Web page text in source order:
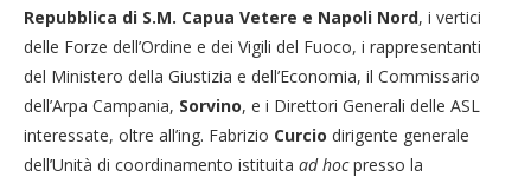
Repubblica di S.M. Capua Vetere e Napoli Nord, i vertici
delle Forze dell’Ordine e dei Vigili del Fuoco, i rappresentanti
del Ministero della Giustizia e dell’Economia, il Commissario
dell’Arpa Campania, Sorvino, e i Direttori Generali delle ASL
interessate, oltre all’ing. Fabrizio Curcio dirigente generale
dell’Unità di coordinamento istituita ad hocpresso la